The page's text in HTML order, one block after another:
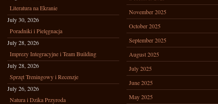
Literatura na Ekranie
July 30, 2026
Poradniki i Pielęgnacja
July 28, 2026
Imprezy Integracyjne i Team Building
July 28, 2026
Sprzęt Treningowy i Recenzje
July 26, 2026
Natura i Dzika Przyroda
November 2025
October 2025
September 2025
August 2025
July 2025
June 2025
May 2025